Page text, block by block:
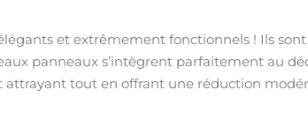
et extrêmement fonctionnels ! Ils sont
panneaux s’intègrent parfaitement au
attrayant tout en offrant une réduction